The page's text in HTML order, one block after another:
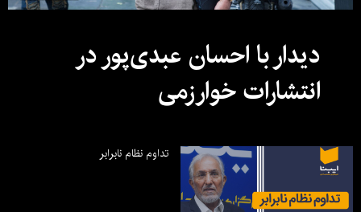
دیدار با احسان عبدی‌پور در
انتشارات خوارزمی
تداوم نظام نابرابر